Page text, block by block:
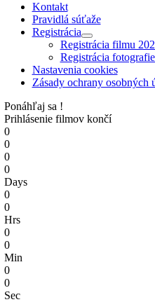
Kontakt
Pravidlá súťaže
Registrácia
Registrácia filmu
Registrácia
Nastavenia cookies
Zásady ochrany osobných
Ponáhľaj sa !
Prihlásenie filmov končí
0
0
0
0
Days
0
0
Hrs
0
0
Min
0
0
Sec